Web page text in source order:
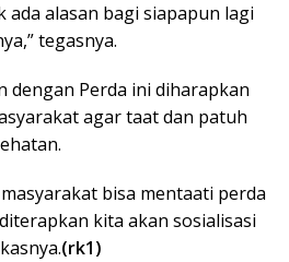
ada alasan bagi siapapun lagi
tegasnya.
dengan Perda ini diharapkan
agar taat dan patuh
bisa mentaati perda
kita akan sosialisasi
(rk1)